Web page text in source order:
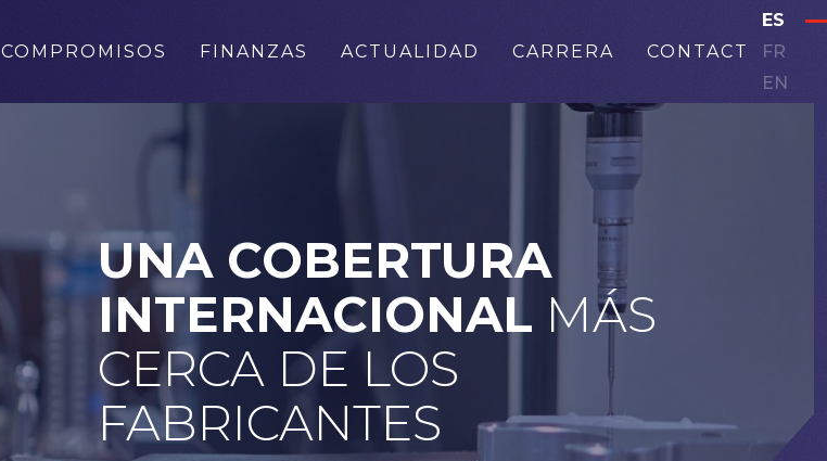
COMPROMISOS FINANZAS ACTUALIDAD CARRERA CONTACT
ES
FR
EN
UNA COBERTURA
INTERNACIONAL MÁS
CERCA DE LOS
FABRICANTES